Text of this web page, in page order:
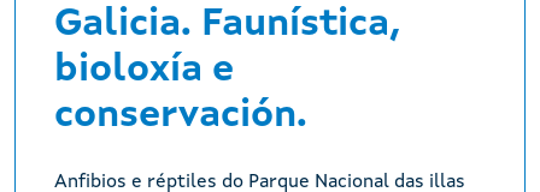
Galicia. Faunística,
bioloxía e
conservación.
Anfibios e réptiles do Parque Nacional das illas